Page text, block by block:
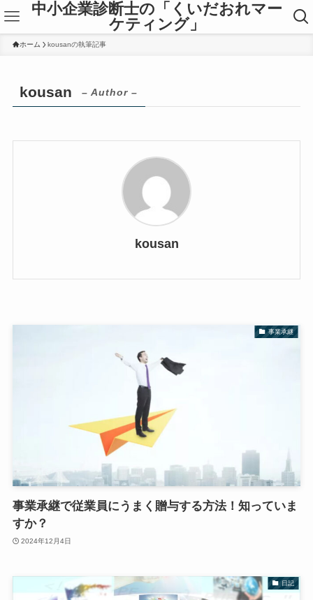
中小企業診断士の「くいだおれマー
ケティング」
ホーム kousanの執筆記事
kousan – Author –
kousan
事業承継
事業承継で従業員にうまく贈与する方法！知っていま
すか？
2024年12月4日
日記